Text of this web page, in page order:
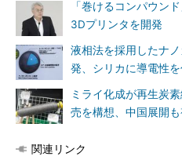
「巻けるコンパウン
3Dプリンタを開発
液相法を採用したナ
発、シリカに導電性
ミライ化成が再生炭
売を構想、中国展開も
関連リンク